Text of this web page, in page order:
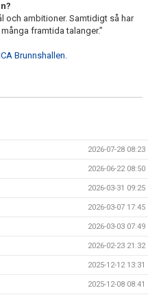
och ambitioner. Samtidigt så har
framtida talanger.”
Brunnshallen.
2026-07-28 08:23
2026-06-22 08:50
2026-03-31 09:25
2026-03-07 17:45
2026-03-03 07:49
2026-02-23 21:32
2025-12-12 13:31
2025-12-08 08:41